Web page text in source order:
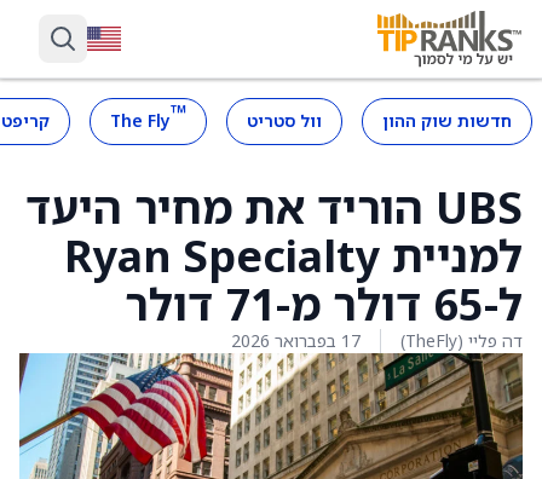
חדשות שוק ההון וול סטריט ™
The Fly
UBS הוריד את מחיר היעד
למניית Ryan Specialty
ל-65 דולר מ-71 דולר
דה פליי (TheFly) 17 בפברואר 2026